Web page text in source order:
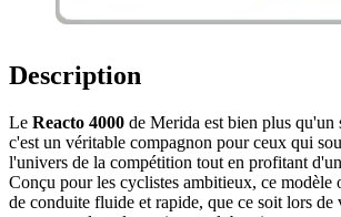
Description
Le Reacto 4000 de Merida est bien plus qu'un
c'est un véritable compagnon pour ceux qui
l'univers de la compétition tout en profitant
Conçu pour les cyclistes ambitieux, ce modèle
de conduite fluide et rapide, que ce soit lors de